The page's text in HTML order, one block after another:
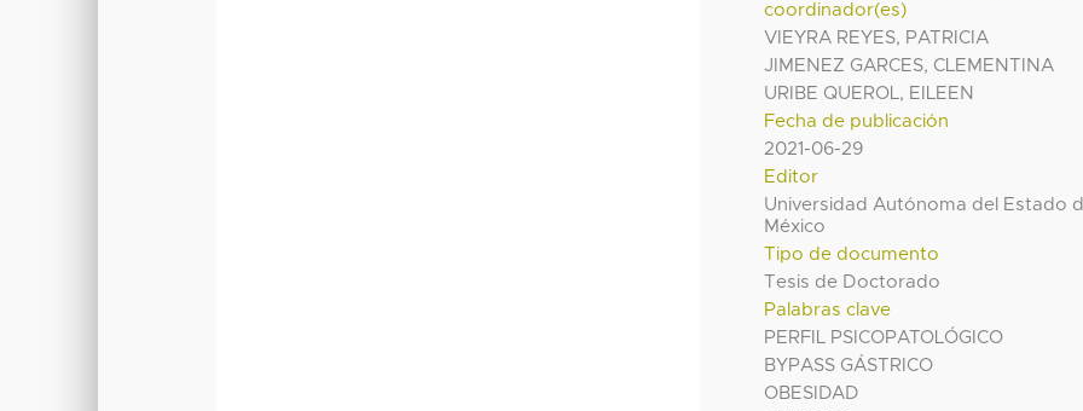
coordinador(es)
VIEYRA REYES, PATRICIA
JIMENEZ GARCES, CLEMENTINA
URIBE QUEROL, EILEEN
Fecha de publicación
2021-06-29
Editor
Universidad Autónoma del Estado
México
Tipo de documento
Tesis de Doctorado
Palabras clave
PERFIL PSICOPATOLÓGICO
BYPASS GÁSTRICO
OBESIDAD